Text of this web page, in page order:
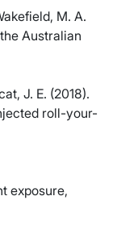
M. A.
Australian
J. E. (2018).
roll-your-
exposure,